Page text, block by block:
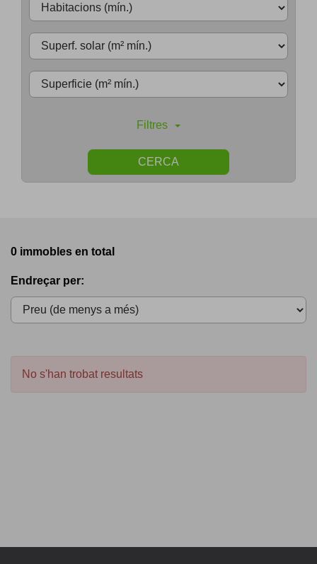
Filtres
CERCA
0 immobles en total
Endreçar per:
No s'han trobat resultats